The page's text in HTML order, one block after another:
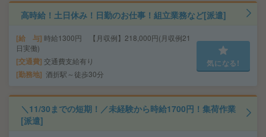
高時給！土日休み！日勤のお仕事！組立業務など[派遣]
給 与 時給1300円 【月収例】218,000円(月収例21
日実働)
交通費 交通費支給有り
勤務地 酒折駅～徒歩30分
気になる!
＼11/30までの短期！／未経験から時給1700円！集荷作業
[派遣]